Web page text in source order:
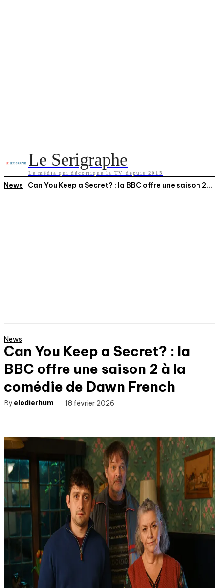
Le Serigraphe
Le média qui décortique la TV depuis 2015
News Can You Keep a Secret? : la BBC offre une saison 2...
News
Can You Keep a Secret? : la
BBC offre une saison 2 à la
comédie de Dawn French
By elodierhum 18 février 2026